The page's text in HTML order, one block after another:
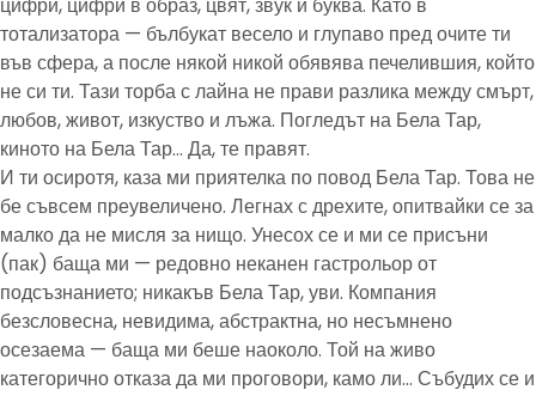
цифри, цифри в образ, цвят, звук и буква. Като в
тотализатора — бълбукат весело и глупаво пред очите ти
във сфера, а после някой никой обявява печелившия, който
не си ти. Тази торба с лайна не прави разлика между смърт,
любов, живот, изкуство и лъжа. Погледът на Бела Тар,
киното на Бела Тар… Да, те правят.
И ти осиротя, каза ми приятелка по повод Бела Тар. Това не
бе съвсем преувеличено. Легнах с дрехите, опитвайки се за
малко да не мисля за нищо. Унесох се и ми се присъни
(пак) баща ми — редовно неканен гастрольор от
подсъзнанието; никакъв Бела Тар, уви. Компания
безсловесна, невидима, абстрактна, но несъмнено
осезаема — баща ми беше наоколо. Той на живо
категорично отказа да ми проговори, камо ли… Събудих се и